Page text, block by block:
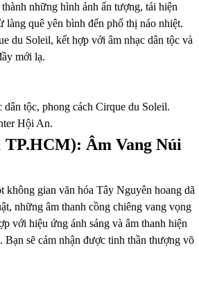
những hình ảnh ấn tượng, tái hiện
quê yên bình đến phố thị náo nhiệt.
du Soleil, kết hợp với âm nhạc dân tộc và
mới lạ.
tộc, phong cách Cirque du Soleil.
Hội An.
TP.HCM): Âm Vang Núi
gian văn hóa Tây Nguyên hoang dã
những âm thanh cồng chiêng vang vọng
với hiệu ứng ánh sáng và âm thanh hiện
sẽ cảm nhận được tinh thần thượng võ